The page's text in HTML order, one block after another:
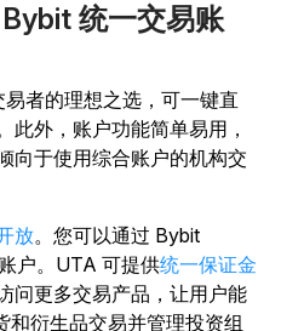
统一交易账
者的理想之选，可一键直
此外，账户功能简单易用，
向于使用综合账户的机构交
放。您可以通过 Bybit
户。UTA 可提供统一保证金
问更多交易产品，让用户能
衍生品交易并管理投资组